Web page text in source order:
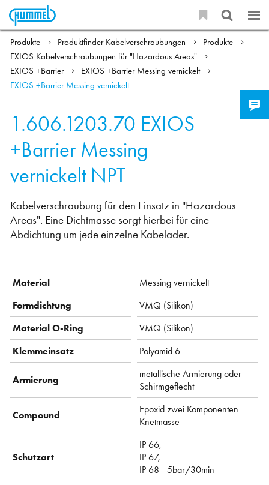
Produkte Produktfinder Kabelverschraubungen
Produkte
EXIOS Kabelverschraubungen für "Hazardous Areas"
EXIOS +Barrier
EXIOS +Barrier Messing vernickelt
EXIOS +Barrier Messing vernickelt
1.606.1203.70 EXIOS
+Barrier Messing
vernickelt NPT
Kabelverschraubung für den Einsatz in "Hazardous
Areas". Eine Dichtmasse sorgt hierbei für eine
Abdichtung um jede einzelne Kabelader.
Material
Messing vernickelt
Formdichtung
VMQ (Silikon)
Material O-Ring
VMQ (Silikon)
Klemmeinsatz
Polyamid 6
Armierung
metallische Armierung oder
Schirmgeflecht
Compound
Epoxid zwei Komponenten
Knetmasse
Schutzart
IP 66,
IP 67,
IP 68 - 5bar/30min